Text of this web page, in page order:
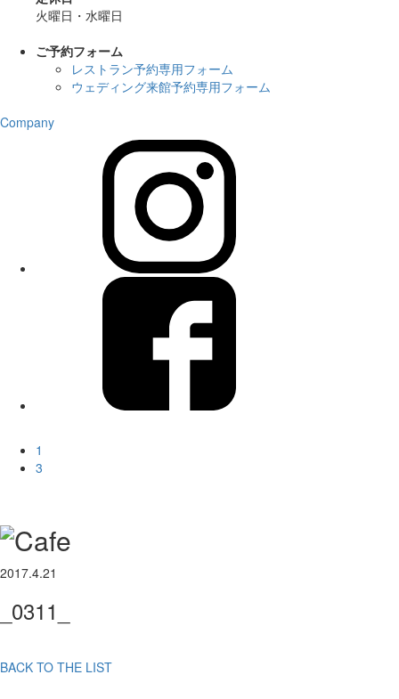
火曜日・水曜日
ご予約フォーム
レストラン予約専用フォーム
ウェディング来館予約専用フォーム
Company
1
3
2017.4.21
_0311_
BACK TO THE LIST